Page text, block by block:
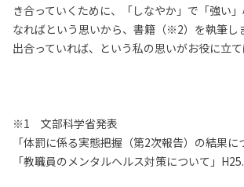
き合っていくために、「しなやか」で「強い
なればという思いから、書籍（※2）を執筆し
出合っていれば、という私の思いがお役に立て
※1 文部科学省発表
「体罰に係る実態把握（第2次報告）の結果に
「教職員のメンタルヘルス対策について」